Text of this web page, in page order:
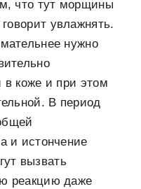
что тут морщины
увлажнять.
нужно
в коже и при этом
В период
и истончение
вызвать
реакцию даже